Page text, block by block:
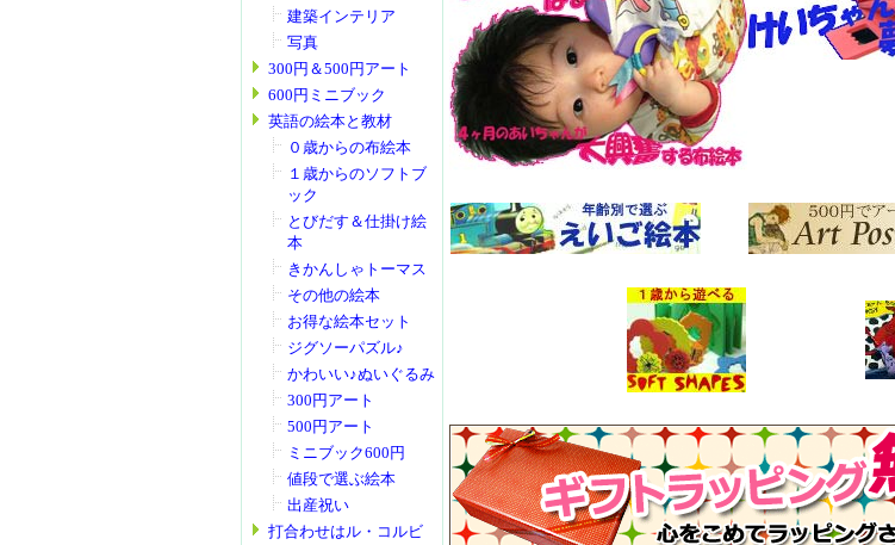
建築インテリア
写真
300円＆500円アート
600円ミニブック
英語の絵本と教材
０歳からの布絵本
１歳からのソフトブ
ック
とびだす＆仕掛け絵
本
きかんしゃトーマス
その他の絵本
お得な絵本セット
ジグソーパズル♪
かわいい♪ぬいぐるみ
300円アート
500円アート
ミニブック600円
値段で選ぶ絵本
出産祝い
打合わせはル・コルビ